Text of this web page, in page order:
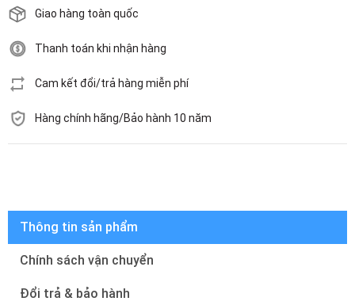
Giao hàng toàn quốc
Thanh toán khi nhận hàng
Cam kết đổi/trả hàng miễn phí
Hàng chính hãng/Bảo hành 10 năm
Thông tin sản phẩm
Chính sách vận chuyển
Đổi trả & bảo hành